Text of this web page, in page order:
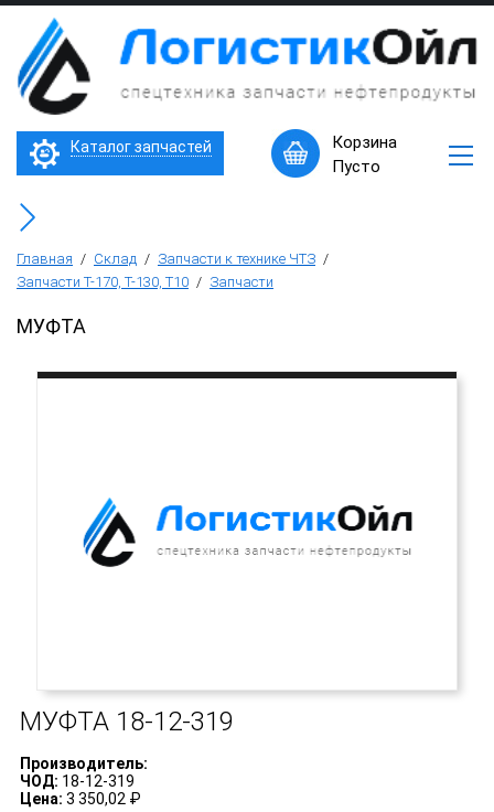
Бульдозер Б11
×
Каталог запчастей
Корзина
Пусто
Главная / Склад / Запчасти к технике ЧТЗ /
Запчасти Т-170, Т-130, Т10 / Запчасти
МУФТА
МУФТА18-12-319
Производитель:
ЧОД: 18-12-319
Цена: 3 350,02 ₽
Запчасти
технике
ЧТЗ
Машины
Горячее
предложение